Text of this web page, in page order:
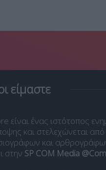
είμαστε
είναι ένας ιστότοπος
και στελεχώνεται
και
στην SP COM Media